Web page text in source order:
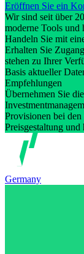
Eröffnen Sie ein
Wir sind seit über
moderne Tools und
Handeln Sie mit
Erhalten Sie
stehen zu Ihrer
Basis aktueller
Empfehlungen
Übernehmen Sie
Provisionen bei
Preisgestaltung und
Germany